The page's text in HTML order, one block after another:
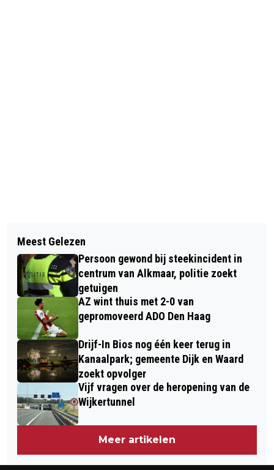
VERKEERSONGEVAL OP KRUISING
GALILEÏSTRAAT EN MAXWELLSTRAAT
IN HEERHUGOWAARD
EXPOSITIE ‘PARADIJS’ IN GROTE
KERK: KUNSTZINNIGE
PELGRIMSTOCHT VAN MARJOLEIN
VAN DER WAL
Meest Gelezen
Persoon gewond bij steekincident in
centrum van Alkmaar, politie zoekt
getuigen
AZ wint thuis met 2-0 van
gepromoveerd ADO Den Haag
Drijf-In Bios nog één keer terug in
Kanaalpark; gemeente Dijk en Waard
zoekt opvolger
Vijf vragen over de heropening van de
Wijkertunnel
Meer artikelen